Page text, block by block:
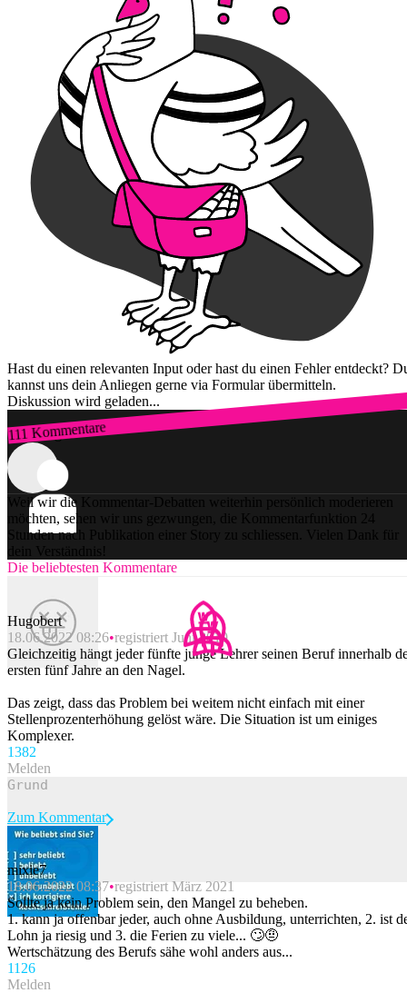
Hast du einen relevanten Input oder hast du einen Fehler entdeckt?
kannst uns dein Anliegen gerne via Formular übermitteln.
Diskussion wird geladen...
111 Kommentare
Zum Login
Weil wir die Kommentar-Debatten weiterhin persönlich moderieren
möchten, sehen wir uns gezwungen, die Kommentarfunktion 24
Stunden nach Publikation einer Story zu schliessen. Vielen Dank für
dein Verständnis!
Die beliebtesten Kommentare
Hugobert
18.06.2022 08:26 registriert Juni 2019
Gleichzeitig hängt jeder fünfte junge Lehrer seinen Beruf innerhalb
ersten fünf Jahre an den Nagel.
Das zeigt, dass das Problem bei weitem nicht einfach mit einer
Stellenprozenterhöhung gelöst wäre. Die Situation ist um einiges
Komplexer.
1382
Melden
Beitrag melden
Zum Kommentar
mixie7
18.06.2022 08:37 registriert März 2021
Sollte ja kein Problem sein, den Mangel zu beheben.
1. kann ja offenbar jeder, auch ohne Ausbildung, unterrichten, 2. ist
Lohn ja riesig und 3. die Ferien zu viele... 🙄🤨
Wertschätzung des Berufs sähe wohl anders aus...
1126
Melden